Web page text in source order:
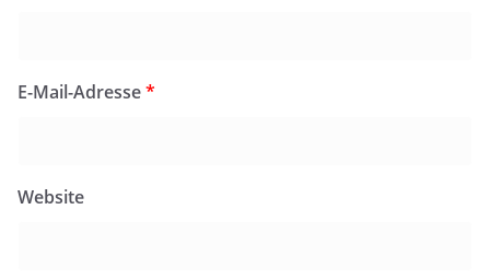
E-Mail-Adresse*
Website